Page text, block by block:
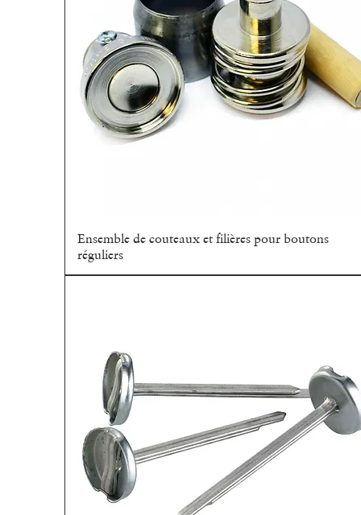
Aperçu rapide
Ensemble de couteaux et filières pour boutons
réguliers